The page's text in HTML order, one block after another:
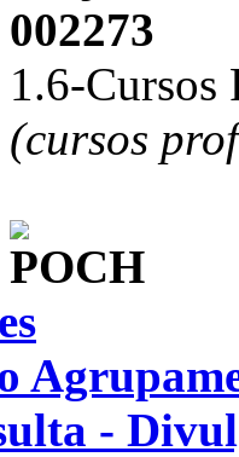
002273
1.6-Cursos
(cursos
-